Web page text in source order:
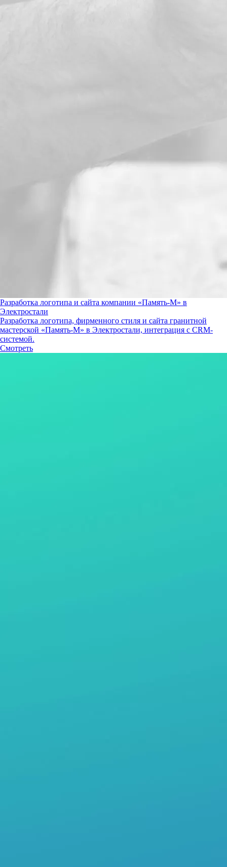
Разработка логотипа и сайта компании «Память-М» в
Электростали
Разработка логотипа, фирменного стиля и сайта гранитной
мастерской «Память-М» в Электростали, интеграция с CRM-
системой.
Смотреть